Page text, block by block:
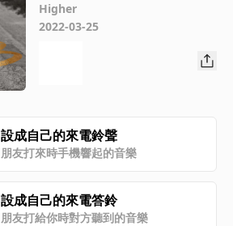
Higher
2022-03-25
設成自己的來電鈴聲
朋友打來時手機響起的音樂
設成自己的來電答鈴
朋友打給你時對方聽到的音樂